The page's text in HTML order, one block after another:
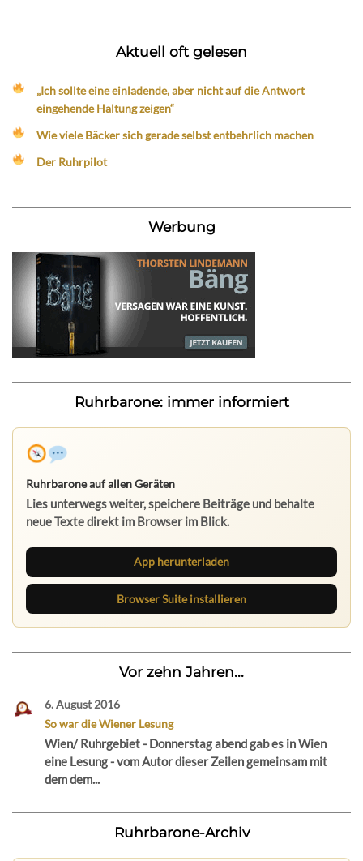
Aktuell oft gelesen
„Ich sollte eine einladende, aber nicht auf die Antwort
eingehende Haltung zeigen“
Wie viele Bäcker sich gerade selbst entbehrlich machen
Der Ruhrpilot
Werbung
Ruhrbarone: immer informiert
Ruhrbarone auf allen Geräten
Lies unterwegs weiter, speichere Beiträge und behalte
neue Texte direkt im Browser im Blick.
App herunterladen
Browser Suite installieren
Vor zehn Jahren...
6. August 2016
So war die Wiener Lesung
Wien/ Ruhrgebiet - Donnerstag abend gab es in Wien
eine Lesung - vom Autor dieser Zeilen gemeinsam mit
dem dem...
Ruhrbarone-Archiv